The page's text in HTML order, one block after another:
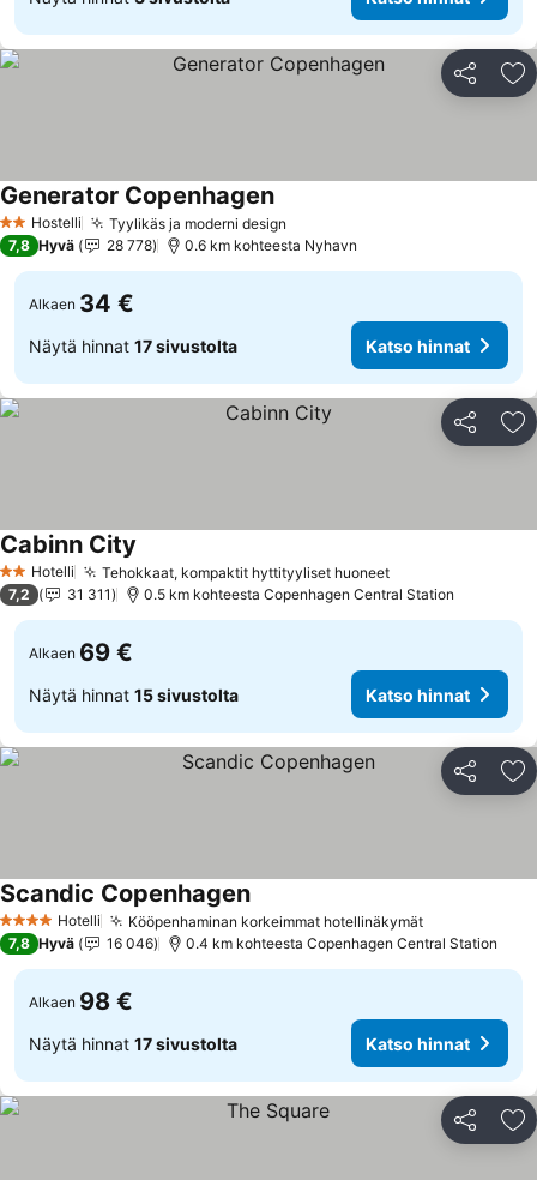
Jaa
2 Tähtiluokitus
Hostelli Tyylikäs ja moderni design
Generator CopenhagenKatso hinnat
7,8 Hyvä 28 778 0.6 km kohteesta Nyhavn
Alkaen 34 €
Näytä hinnat 17 sivustolta Katso hinnat
Jaa
2 Tähtiluokitus
Hotelli Tehokkaat, kompaktit hyttityyliset huoneetKatso hinnat
Cabinn City
7,2 31 311 0.5 km kohteesta Copenhagen Central Station
Alkaen 69 €
Näytä hinnat 15 sivustolta Katso hinnat
Jaa
4 Tähtiluokitus
Hotelli Kööpenhaminan korkeimmat hotellinäkymätKatso hinnat
Scandic CopenhagenKatso hinnat
7,8 Hyvä 16 046 0.4 km kohteesta Copenhagen Central Station
Alkaen 98 €
Näytä hinnat 17 sivustolta Katso hinnat
Jaa